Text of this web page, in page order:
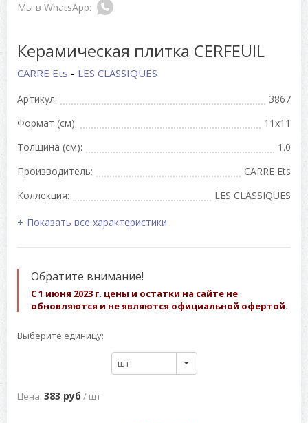
Керамическая плитка CERFEUIL
CARRE Ets - LES CLASSIQUES
Артикул:
3867
Формат (см):
11x11
Толщина (см):
1.0
Производитель:
CARRE Ets
Коллекция:
LES CLASSIQUES
Показать все характеристики
Обратите внимание!
С 1 июня 2023 г. цены и остатки на сайте не
обновляются и не являются официальной офертой.
Выберите единицу:
шт
Цена: 383 руб / шт